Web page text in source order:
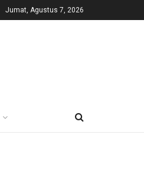
Jumat, Agustus 7, 2026